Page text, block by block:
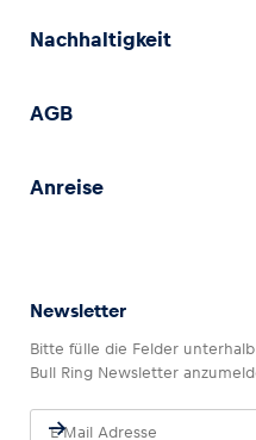
Nachhaltigkeit
AGB
Anreise
Newsletter
Bitte fülle die Felder
Bull Ring Newsletter